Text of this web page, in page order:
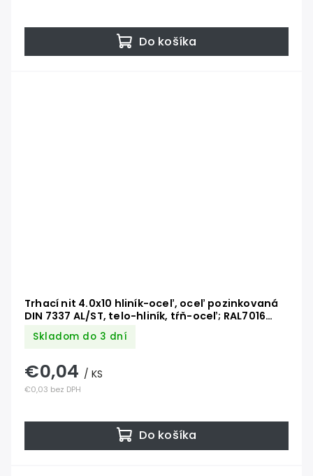
Do košíka
Trhací nit 4.0x10 hliník-oceľ, oceľ pozinkovaná
DIN 7337 AL/ST, telo-hliník, tŕň-oceľ; RAL7016
Skladom do 3 dní
€0,03 bez DPH
€0,04 / KS
Do košíka